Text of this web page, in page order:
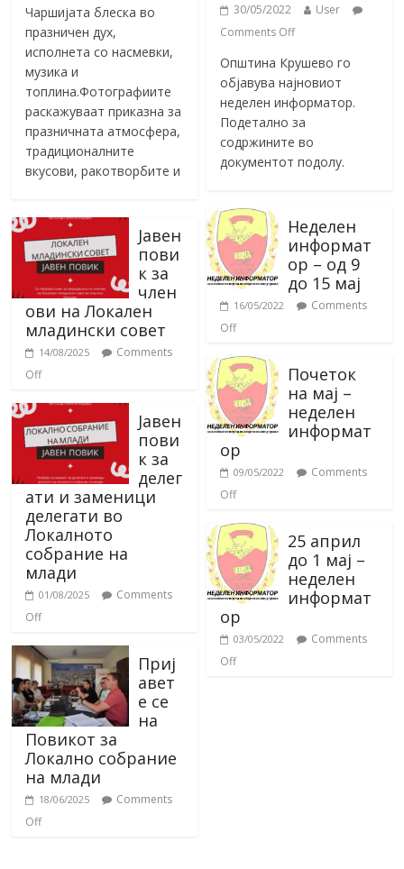
Чаршијата блеска во
празничен дух,
исполнета со насмевки,
музика и
топлина.Фотографиите
раскажуваат приказна за
празничната атмосфера,
традиционалните
вкусови, ракотворбите и
Јавен
пови
к за
член
ови на Локален
младински совет
14/08/2025
Comments
Off
Јавен
пови
к за
делег
ати и заменици
делегати во
Локалното
собрание на
млади
01/08/2025
Comments
Off
Приј
авет
е се
на
Повикот за
Локално собрание
на млади
18/06/2025
Comments
Off
30/05/2022
User
Comments Off
Општина Крушево го
објавува најновиот
неделен информатор.
Подетално за
содржините во
документот подолу.
Неделен
информат
ор – од 9
до 15 мај
16/05/2022
Comments
Off
Почеток
на мај –
неделен
информат
ор
09/05/2022
Comments
Off
25 април
до 1 мај –
неделен
информат
ор
03/05/2022
Comments
Off